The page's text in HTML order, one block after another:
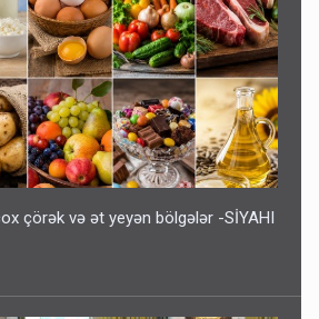
çörək və ət yeyən bölgələr -SİYAHI